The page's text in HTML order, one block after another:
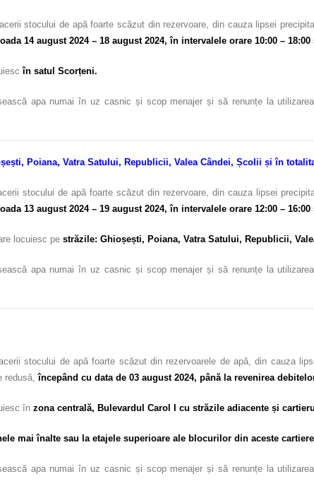
stocului de apă foarte scăzut din rezervoare, din cauza lipsei
14 august 2024 – 18 august 2024, în intervalele orare 10:00 –
în satul Scorțeni.
apa numai în uz casnic și scop menajer și să renunțe la
Poiana, Vatra Satului, Republicii, Valea Cândei, Școlii și în
stocului de apă foarte scăzut din rezervoare, din cauza lipsei
13 august 2024 – 19 august 2024, în intervalele orare 12:00 –
locuiesc pe străzile: Ghioșești, Poiana, Vatra Satului, Republicii,
apa numai în uz casnic și scop menajer și să renunțe la
stocului de apă foarte scăzut din rezervoarele de apă, din cauza
redusă,începând cu data de 03 august 2024, până la revenirea
în zona centrală, Bulevardul Carol I cu străzile adiacente și
mai înalte sau la etajele superioare ale blocurilor din aceste
apa numai în uz casnic și scop menajer și să renunțe la